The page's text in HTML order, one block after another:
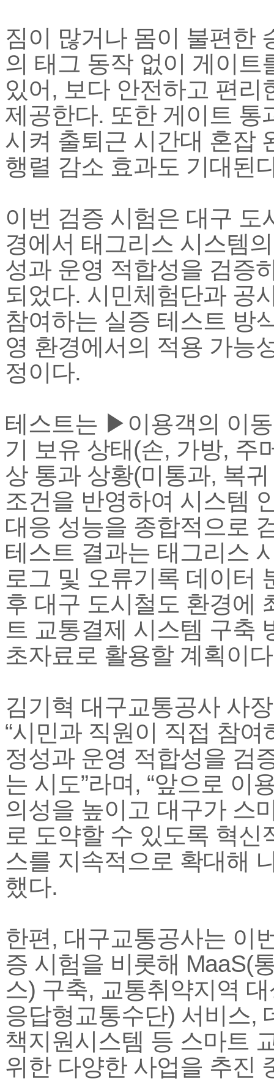
짐이 많거나 몸이 불편한
의 태그 동작 없이 게이트
있어, 보다 안전하고 편리
제공한다. 또한 게이트 통
시켜 출퇴근 시간대 혼잡
행렬 감소 효과도 기대된
이번 검증 시험은 대구 도
경에서 태그리스 시스템
성과 운영 적합성을 검증
되었다. 시민체험단과 공
참여하는 실증 테스트 방
영 환경에서의 적용 가능
정이다.
테스트는 ▶이용객의 이
기 보유 상태(손, 가방, 주
상 통과 상황(미통과, 복
조건을 반영하여 시스템
대응 성능을 종합적으로
테스트 결과는 태그리스
로그 및 오류기록 데이터
후 대구 도시철도 환경에
트 교통결제 시스템 구축
초자료로 활용할 계획이
김기혁 대구교통공사 사
“시민과 직원이 직접 참여
정성과 운영 적합성을 검
는 시도”라며, “앞으로 이
의성을 높이고 대구가 스
로 도약할 수 있도록 혁신
스를 지속적으로 확대해
했다.
한편, 대구교통공사는 이
증 시험을 비롯해 MaaS(
스) 구축, 교통취약지역
응답형교통수단) 서비스,
책지원시스템 등 스마트
위한 다양한 사업을 추진